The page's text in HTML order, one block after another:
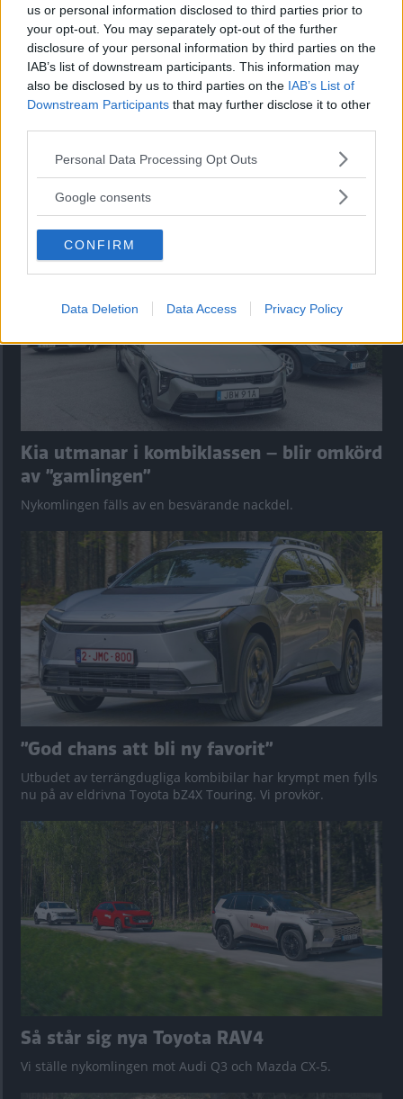
us or personal information disclosed to third parties prior to
your opt-out. You may separately opt-out of the further
disclosure of your personal information by third parties on the
IAB’s list of downstream participants. This information may
also be disclosed by us to third parties on the IAB’s List of
Downstream Participants that may further disclose it to other
Please note that this website/app uses one or more Google
not limited to your visit or usage behaviour. You may click to
use your data for below specified purposes in below Google
consent section.
Personal Data Processing Opt Outs
Google consents
CONFIRM
Data Deletion Data Access Privacy Policy
NYHETER 28 oktober 2019 Konceptet ger ett hum om
biltillverkarens framtida designfilosofi och riktning.
0 kommentarer Gasa (3) Bromsa (3)
Tester: De senaste vi kört
Kia utmanar i kombiklassen – blir omkörd
av ”gamlingen”
Nykomlingen fälls av en besvärande nackdel.
”God chans att bli ny favorit”
Utbudet av terrängdugliga kombibilar har krympt men fylls
nu på av eldrivna Toyota bZ4X Touring. Vi provkör.
Så står sig nya Toyota RAV4
Vi ställe nykomlingen mot Audi Q3 och Mazda CX-5.